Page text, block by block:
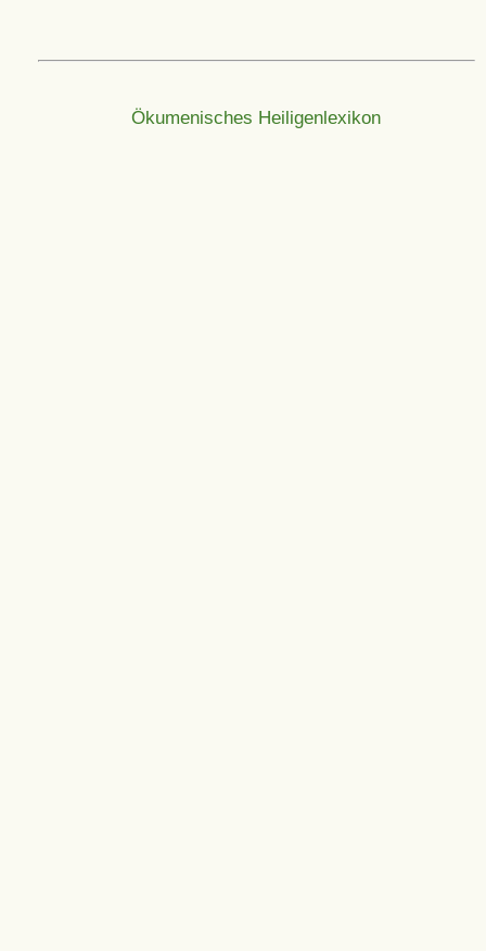
Ökumenisches Heiligenlexikon